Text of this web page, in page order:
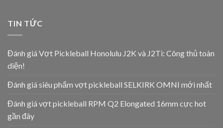
TIN TỨC
Đánh giá Vợt Pickleball Honolulu J2K và J2Ti: Công thủ toàn
diện!
Đánh giá siêu phẩm vợt pickleball SELKIRK OMNI mới nhất
Đánh giá vợt pickleball RPM Q2 Elongated 16mm cực hot
gần đây